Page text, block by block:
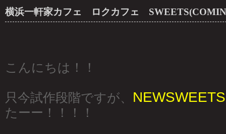
横浜一軒家カフェ ロクカフェ
こんにちは！！
只今試作段階ですが、 NEWSWEETS
たーー！！！！